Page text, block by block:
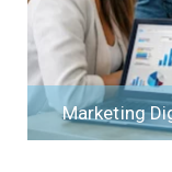
Marketing